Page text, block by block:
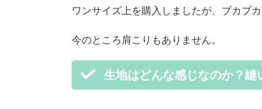
ワンサイズ上を購入しましたが、ブカブ
今のところ肩こりもありません。
生地はどんな感じなのか？縫